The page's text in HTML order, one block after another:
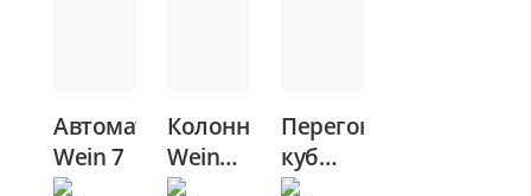
Автоматика
Wein 7
Колонна
Wein
Practic,
Перегонный
куб
Wein